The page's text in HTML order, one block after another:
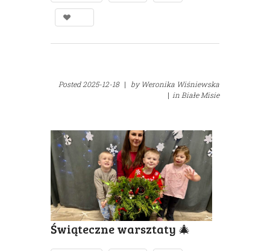
Posted2025-12-18 | byWeronika Wiśniewska
| in Białe Misie
Świąteczne warsztaty 🎄